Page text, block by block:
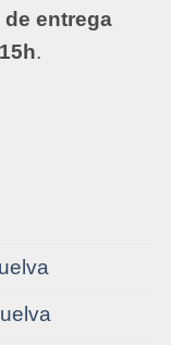
de entrega
.